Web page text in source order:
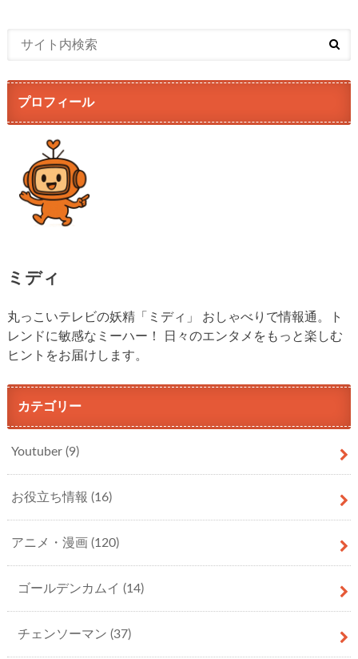
プロフィール
ミディ
丸っこいテレビの妖精「ミディ」 おしゃべりで情報通。ト
レンドに敏感なミーハー！ 日々のエンタメをもっと楽しむ
ヒントをお届けします。
カテゴリー
Youtuber (9)
お役立ち情報 (16)
アニメ・漫画 (120)
ゴールデンカムイ (14)
チェンソーマン (37)